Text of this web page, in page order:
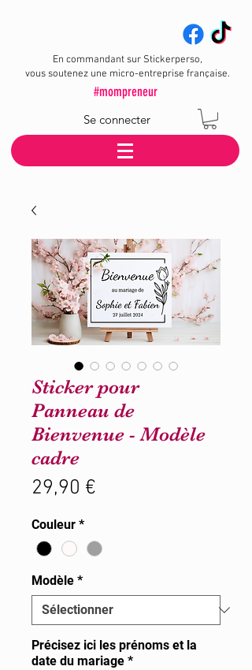
En commandant sur Stickerperso,
vous soutenez une micro-entreprise française.
#mompreneur
Se connecter
Sticker pour
Panneau de
Bienvenue - Modèle
cadre
29,90 €
Couleur *
Modèle *
Précisez ici les prénoms et la
date du mariage *